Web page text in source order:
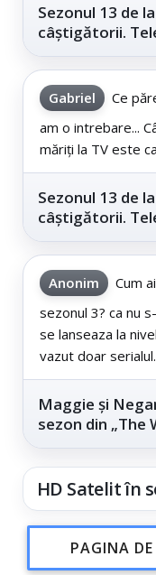
Sezonul 13 de
câștigătorii.
Gabriel
Ce
am o intrebare...
măriți la TV este
Sezonul 13 de
câștigătorii.
Anonim
Cum
sezonul 3? ca nu
se lanseaza la
vazut doar
Maggie și
sezon din „The
HD Satelit în
PAGINA